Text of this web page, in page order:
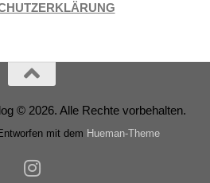
© 2026. Alle Rechte vorbehalten.
mit dem Hueman-Theme